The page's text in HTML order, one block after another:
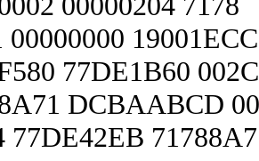
00000000
77DE1B60
DCBAABCD
77DE42EB